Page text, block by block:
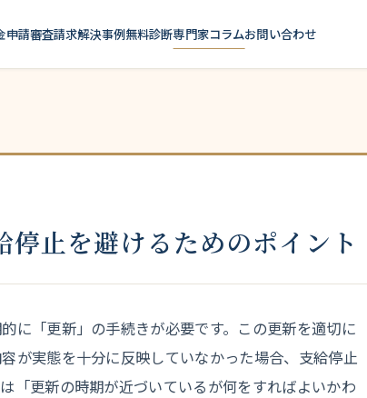
申請審査請求解決事例無料診断専門家コラムお問い合わせ
停止を避けるためのポイント
に「更新」の手続きが必要です。この更新を適切に
が実態を十分に反映していなかった場合、支給停止
「更新の時期が近づいているが何をすればよいかわ